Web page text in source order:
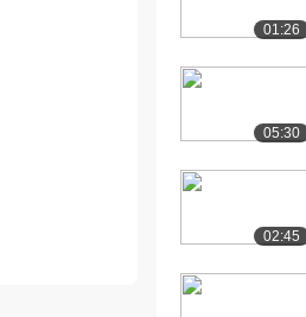
01:26
05:30
02:45